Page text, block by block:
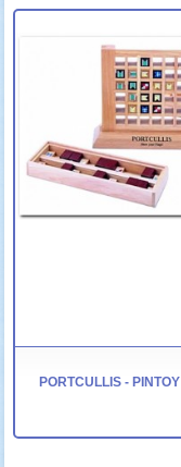
PORTCULLIS - PINTOY